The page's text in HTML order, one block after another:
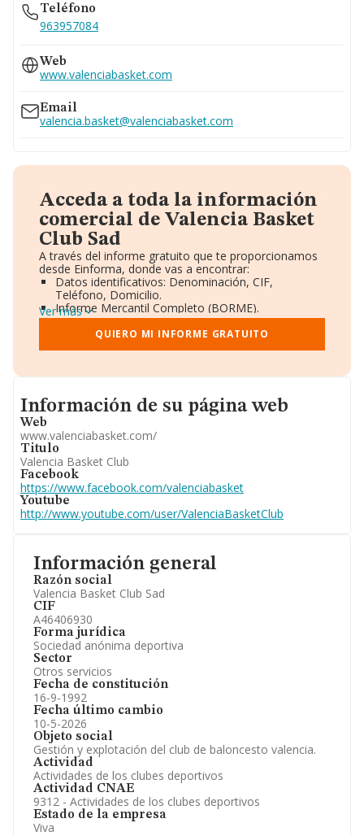
Información general
Razón social
Valencia Basket Club Sad
CIF
A46406930
Forma jurídica
Sociedad anónima deportiva
Sector
Otros servicios
Fecha de constitución
16-9-1992
Fecha último cambio
10-5-2026
Objeto social
Gestión y explotación del club de baloncesto valencia.
Actividad
Actividades de los clubes deportivos
Actividad CNAE
9312 - Actividades de los clubes deportivos
Estado de la empresa
Viva
Teléfono
963957084
Web
www.valenciabasket.com
Email
valencia.basket@valenciabasket.com
Acceda a toda la información
comercial de Valencia Basket
Club Sad
A través del informe gratuito que te proporcionamos
desde Einforma, donde vas a encontrar:
Datos identificativos: Denominación, CIF,
Teléfono, Domicilio.
Informe Mercantil Completo (BORME).
Gráficos de Evolución Ventas y Empleados.
Consejo de Administración y Administradores.
Directivos y Ejecutivos.
Información oficial y registral complementaria.
Ver más
QUIERO MI INFORME GRATUITO
Informacion de su página web
Información de su página web
Web
www.valenciabasket.com/
Titulo
Valencia Basket Club
Facebook
https://www.facebook.com/valenciabasket
Youtube
http://www.youtube.com/user/ValenciaBasketClub